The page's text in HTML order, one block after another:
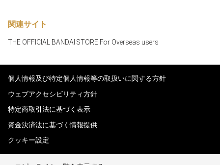
関連サイト
THE OFFICIAL BANDAI STORE For Overseas users
個人情報及び特定個人情報等の取扱いに関する方針
ウェブアクセシビリティ方針
特定商取引法に基づく表示
資金決済法に基づく情報提供
クッキー設定